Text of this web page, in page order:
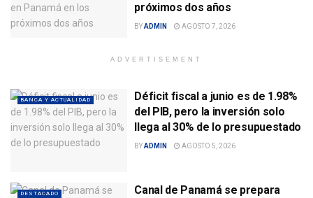
próximos dos años
BYADMIN AGOSTO 7, 2026
ADVERTISEMENT
BANCA Y ACTUALIDAD
Déficit fiscal a junio es de 1.98%
del PIB, pero la inversión solo
llega al 30% de lo presupuestado
BYADMIN AGOSTO 5, 2026
DESTACADO
Canal de Panamá se prepara